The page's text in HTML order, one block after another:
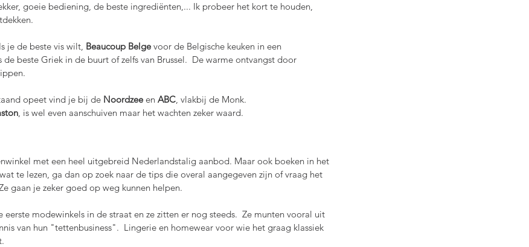
goeie bediening, de beste ingrediënten,... Ik probeer het kort te houden,
je de beste vis wilt, Beaucoup Belge voor de Belgische keuken in een
de beste Griek in de buurt of zelfs van Brussel.  De warme ontvangst door
opeet vind je bij de Noordzee en ABC, vlakbij de Monk.
, is wel even aanschuiven maar het wachten zeker waard.
met een heel uitgebreid Nederlandstalig aanbod. Maar ook boeken in het
te lezen, ga dan op zoek naar de tips die overal aangegeven zijn of vraag het
gaan je zeker goed op weg kunnen helpen.
eerste modewinkels in de straat en ze zitten er nog steeds.  Ze munten vooral uit
van hun "tettenbusiness".  Lingerie en homewear voor wie het graag klassiek